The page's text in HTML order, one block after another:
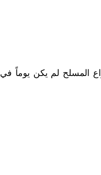
المسلح لم يكن